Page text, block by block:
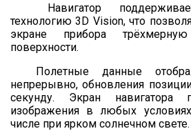
Навигатор
технологию 3D Vision, что
экране прибора
поверхности.
Полетные данные
непрерывно, обновления
секунду. Экран навигатора
изображения в любых
числе при ярком солнечном свете.